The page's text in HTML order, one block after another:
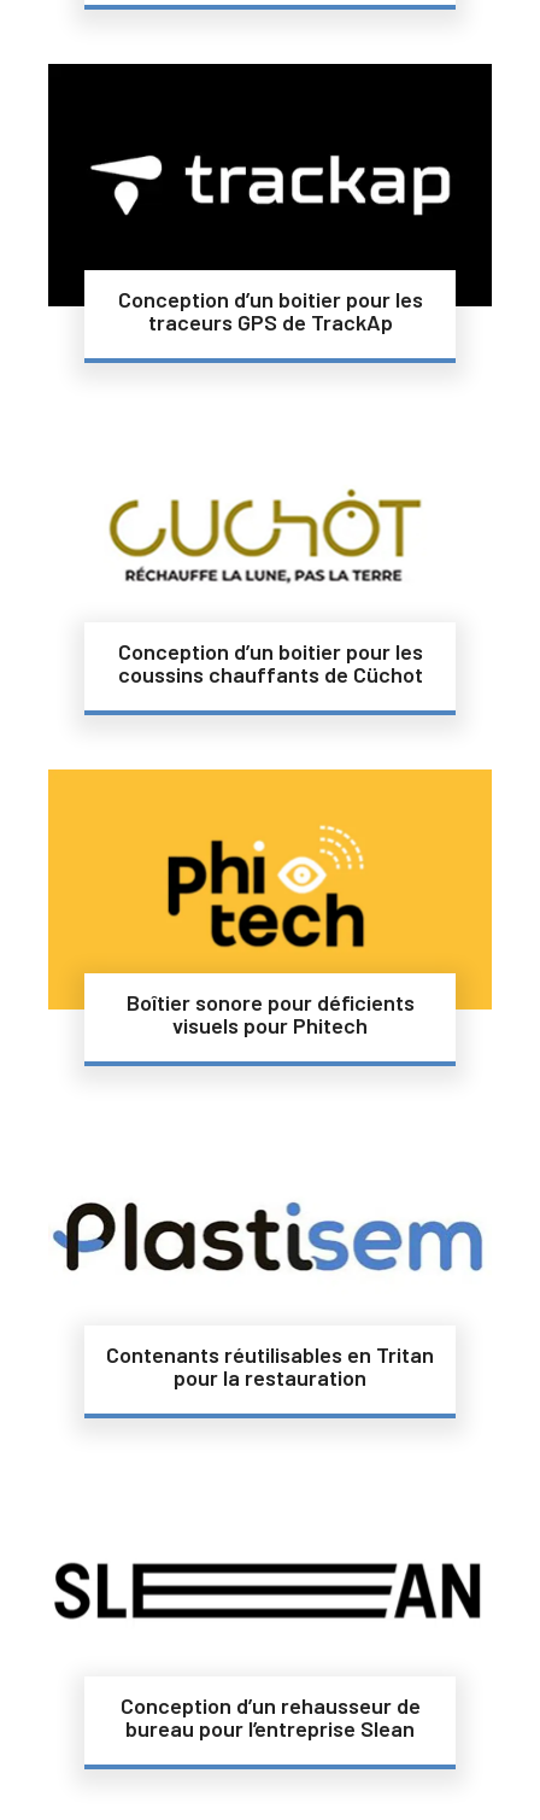
Conception d’un boitier pour les
traceurs GPS de TrackAp
Conception d’un boitier pour les
coussins chauffants de Cüchot
Boîtier sonore pour déficients
visuels pour Phitech
Contenants réutilisables en Tritan
pour la restauration
Conception d’un rehausseur de
bureau pour l’entreprise Slean